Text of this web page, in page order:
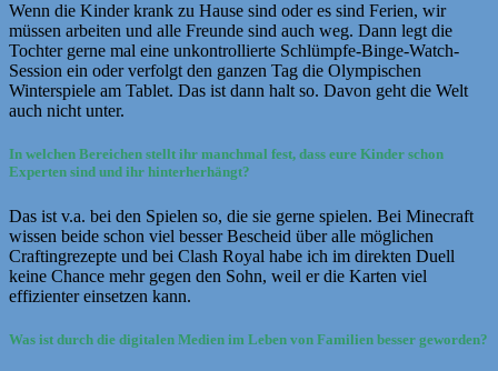
Wenn die Kinder krank zu Hause sind oder es sind Ferien, wir
müssen arbeiten und alle Freunde sind auch weg. Dann legt die
Tochter gerne mal eine unkontrollierte Schlümpfe-Binge-Watch-
Session ein oder verfolgt den ganzen Tag die Olympischen
Winterspiele am Tablet. Das ist dann halt so. Davon geht die Welt
auch nicht unter.
In welchen Bereichen stellt ihr manchmal fest, dass eure Kinder schon
Experten sind und ihr hinterherhängt?
Das ist v.a. bei den Spielen so, die sie gerne spielen. Bei Minecraft
wissen beide schon viel besser Bescheid über alle möglichen
Craftingrezepte und bei Clash Royal habe ich im direkten Duell
keine Chance mehr gegen den Sohn, weil er die Karten viel
effizienter einsetzen kann.
Was ist durch die digitalen Medien im Leben von Familien besser geworden?